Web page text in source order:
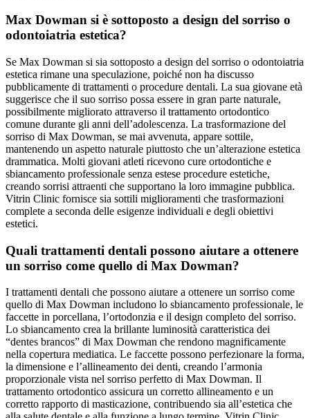
Max Dowman si è sottoposto a design del sorriso o
odontoiatria estetica?
Se Max Dowman si sia sottoposto a design del sorriso o odontoiatria
estetica rimane una speculazione, poiché non ha discusso
pubblicamente di trattamenti o procedure dentali. La sua giovane età
suggerisce che il suo sorriso possa essere in gran parte naturale,
possibilmente migliorato attraverso il trattamento ortodontico
comune durante gli anni dell’adolescenza. La trasformazione del
sorriso di Max Dowman, se mai avvenuta, appare sottile,
mantenendo un aspetto naturale piuttosto che un’alterazione estetica
drammatica. Molti giovani atleti ricevono cure ortodontiche e
sbiancamento professionale senza estese procedure estetiche,
creando sorrisi attraenti che supportano la loro immagine pubblica.
Vitrin Clinic fornisce sia sottili miglioramenti che trasformazioni
complete a seconda delle esigenze individuali e degli obiettivi
estetici.
Quali trattamenti dentali possono aiutare a ottenere
un sorriso come quello di Max Dowman?
I trattamenti dentali che possono aiutare a ottenere un sorriso come
quello di Max Dowman includono lo sbiancamento professionale, le
faccette in porcellana, l’ortodonzia e il design completo del sorriso.
Lo sbiancamento crea la brillante luminosità caratteristica dei
“dentes brancos” di Max Dowman che rendono magnificamente
nella copertura mediatica. Le faccette possono perfezionare la forma,
la dimensione e l’allineamento dei denti, creando l’armonia
proporzionale vista nel sorriso perfetto di Max Dowman. Il
trattamento ortodontico assicura un corretto allineamento e un
corretto rapporto di masticazione, contribuendo sia all’estetica che